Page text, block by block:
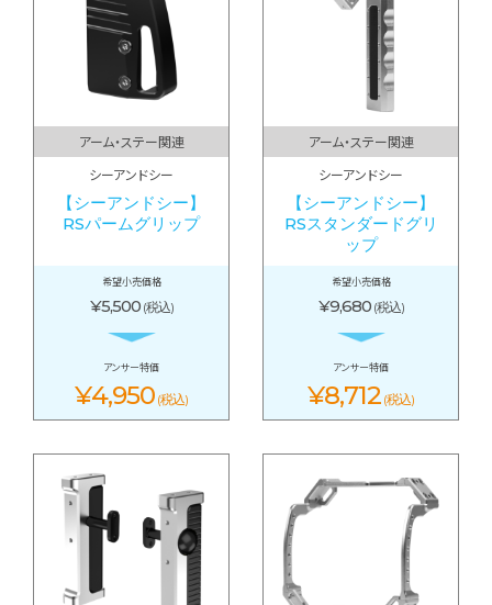
アーム・ステー関連
シーアンドシー
【シーアンドシー】
RSパームグリップ
希望小売価格
¥5,500 (税込)
アンサー特価
¥4,950 (税込)
アーム・ステー関連
シーアンドシー
【シーアンドシー】
RSスタンダードグリ
ップ
希望小売価格
¥9,680 (税込)
アンサー特価
¥8,712 (税込)